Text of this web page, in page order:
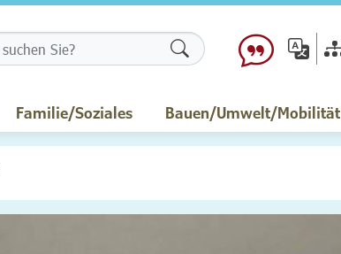
Formularschaltfläche
Familie/Soziales Bauen/Umwelt/Mobilität